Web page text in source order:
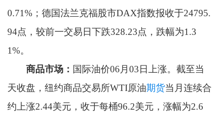
0.71%；德国法兰克福股市DAX指数报收于24795.
94点，较前一交易日下跌328.23点，跌幅为1.3
1%。
商品市场： 国际油价06月03日上涨。截至当
天收盘，纽约商品交易所WTI原油期货当月连续合
约上涨2.44美元，收于每桶96.2美元，涨幅为2.6